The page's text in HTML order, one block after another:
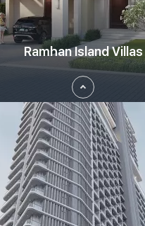
Dubai
Dubai
Dubai
International Financial Centre
Dubai, Dubai
Ramhan Island Villas
стиль жизни в Ramhan
проекте компании Eagle
виллы с 3-7 спальнями,